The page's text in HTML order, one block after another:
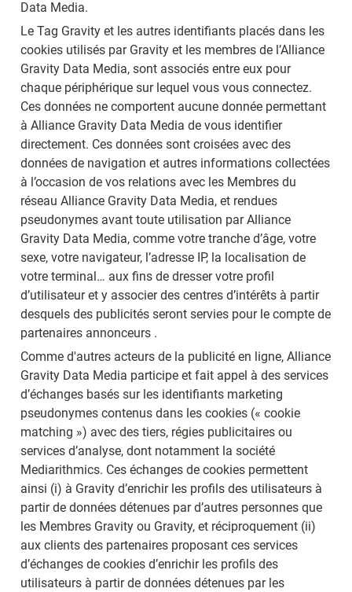
Data Media.
Le Tag Gravity et les autres identifiants placés dans les
cookies utilisés par Gravity et les membres de l’Alliance
Gravity Data Media, sont associés entre eux pour
chaque périphérique sur lequel vous vous connectez.
Ces données ne comportent aucune donnée permettant
à Alliance Gravity Data Media de vous identifier
directement. Ces données sont croisées avec des
données de navigation et autres informations collectées
à l’occasion de vos relations avec les Membres du
réseau Alliance Gravity Data Media, et rendues
pseudonymes avant toute utilisation par Alliance
Gravity Data Media, comme votre tranche d’âge, votre
sexe, votre navigateur, l’adresse IP, la localisation de
votre terminal… aux fins de dresser votre profil
d’utilisateur et y associer des centres d’intérêts à partir
desquels des publicités seront servies pour le compte de
partenaires annonceurs .
Comme d'autres acteurs de la publicité en ligne, Alliance
Gravity Data Media participe et fait appel à des services
d’échanges basés sur les identifiants marketing
pseudonymes contenus dans les cookies (« cookie
matching ») avec des tiers, régies publicitaires ou
services d’analyse, dont notamment la société
Mediarithmics. Ces échanges de cookies permettent
ainsi (i) à Gravity d’enrichir les profils des utilisateurs à
partir de données détenues par d’autres personnes que
les Membres Gravity ou Gravity, et réciproquement (ii)
aux clients des partenaires proposant ces services
d’échanges de cookies d’enrichir les profils des
utilisateurs à partir de données détenues par les